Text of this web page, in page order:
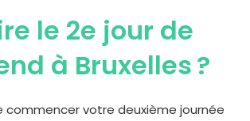
le 2e jour de
à Bruxelles ?
commencer votre deuxième journée